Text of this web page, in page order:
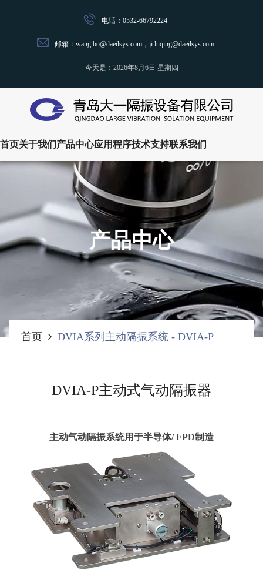
电话：0532-66792224
邮箱：wang.bo@daeilsys.com，ji.luqing@daeilsys.com
今天是： 2026年8月6日 星期四
首页关于我们产品中心应用程序技术支持联系我们
产品中心
首页 DVIA系列主动隔振系统 - DVIA-P
DVIA-P主动式气动隔振器
主动气动隔振系统用于半导体/ FPD制造